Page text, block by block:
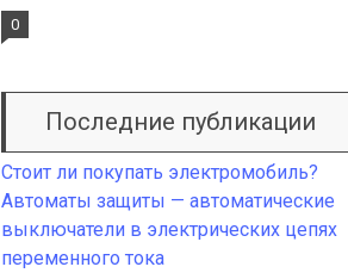
0
Последние публикации
Стоит ли покупать электромобиль?
Автоматы защиты — автоматические
выключатели в электрических цепях
переменного тока